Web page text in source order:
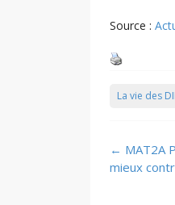
Source :
La vie des
Post
navigation
← MAT2A
mieux